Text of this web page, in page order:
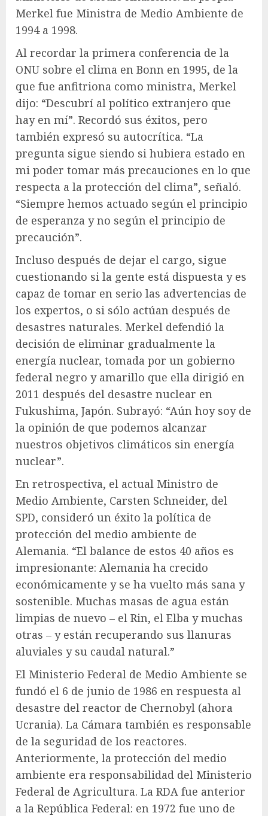
Merkel fue Ministra de Medio Ambiente de
1994 a 1998.
Al recordar la primera conferencia de la
ONU sobre el clima en Bonn en 1995, de la
que fue anfitriona como ministra, Merkel
dijo: “Descubrí al político extranjero que
hay en mí”. Recordó sus éxitos, pero
también expresó su autocrítica. “La
pregunta sigue siendo si hubiera estado en
mi poder tomar más precauciones en lo que
respecta a la protección del clima”, señaló.
“Siempre hemos actuado según el principio
de esperanza y no según el principio de
precaución”.
Incluso después de dejar el cargo, sigue
cuestionando si la gente está dispuesta y es
capaz de tomar en serio las advertencias de
los expertos, o si sólo actúan después de
desastres naturales. Merkel defendió la
decisión de eliminar gradualmente la
energía nuclear, tomada por un gobierno
federal negro y amarillo que ella dirigió en
2011 después del desastre nuclear en
Fukushima, Japón. Subrayó: “Aún hoy soy de
la opinión de que podemos alcanzar
nuestros objetivos climáticos sin energía
nuclear”.
En retrospectiva, el actual Ministro de
Medio Ambiente, Carsten Schneider, del
SPD, consideró un éxito la política de
protección del medio ambiente de
Alemania. “El balance de estos 40 años es
impresionante: Alemania ha crecido
económicamente y se ha vuelto más sana y
sostenible. Muchas masas de agua están
limpias de nuevo – el Rin, el Elba y muchas
otras – y están recuperando sus llanuras
aluviales y su caudal natural.”
El Ministerio Federal de Medio Ambiente se
fundó el 6 de junio de 1986 en respuesta al
desastre del reactor de Chernobyl (ahora
Ucrania). La Cámara también es responsable
de la seguridad de los reactores.
Anteriormente, la protección del medio
ambiente era responsabilidad del Ministerio
Federal de Agricultura. La RDA fue anterior
a la República Federal: en 1972 fue uno de